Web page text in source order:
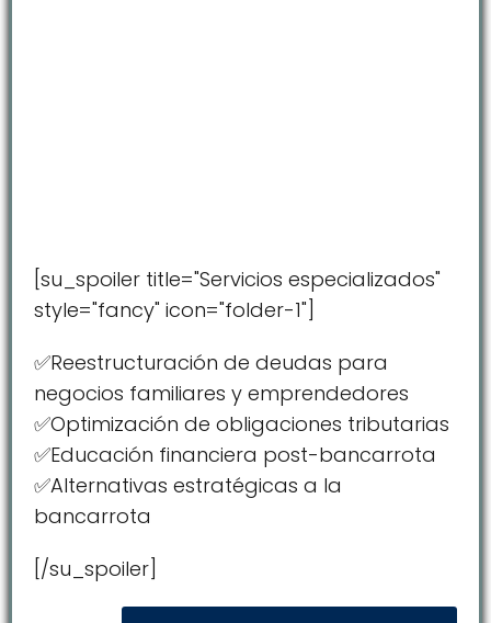
[su_spoiler title="Servicios especializados"
style="fancy" icon="folder-1"]
✅Reestructuración de deudas para
negocios familiares y emprendedores
✅Optimización de obligaciones tributarias
✅Educación financiera post-bancarrota
✅Alternativas estratégicas a la
bancarrota
[/su_spoiler]